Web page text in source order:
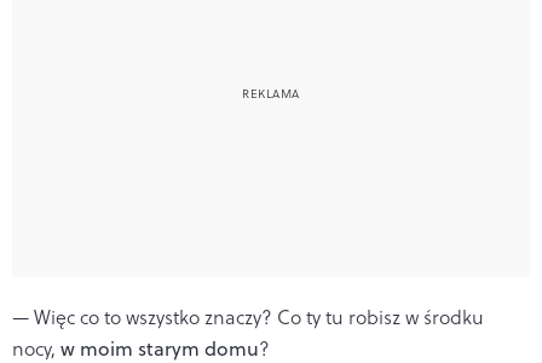
— Więc co to wszystko znaczy? Co ty tu robisz w środku
nocy, w moim starym domu?